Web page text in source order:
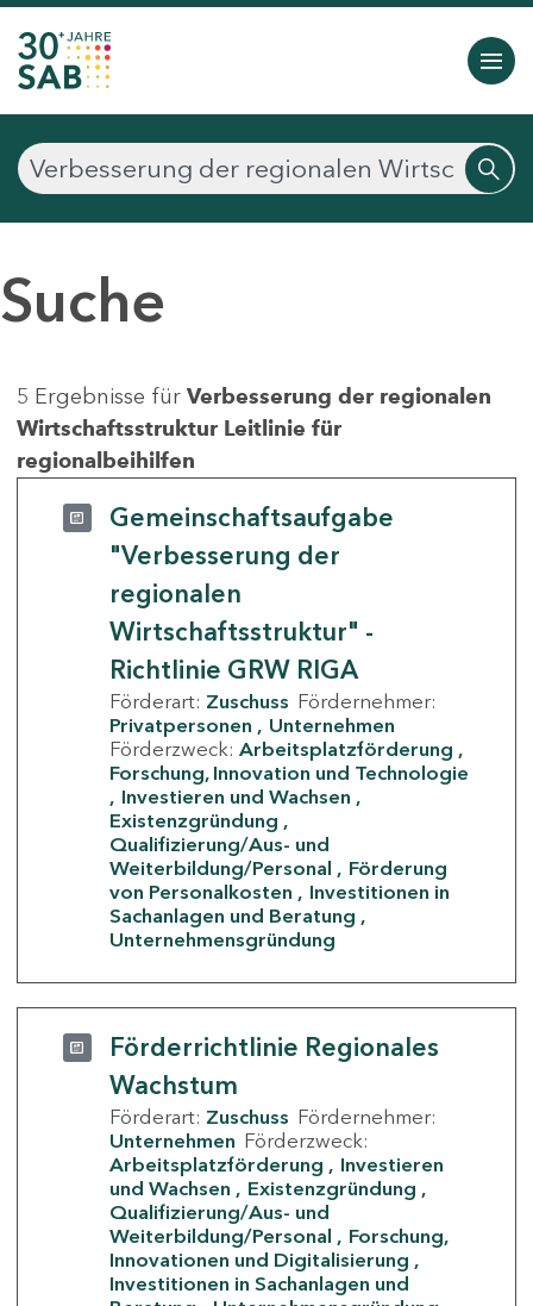
Suche
5 Ergebnisse für Verbesserung der regionalen
Wirtschaftsstruktur Leitlinie für
regionalbeihilfen
Gemeinschaftsaufgabe
"Verbesserung der
regionalen
Wirtschaftsstruktur" -
Richtlinie GRW RIGA
Förderart: Zuschuss Fördernehmer:
Privatpersonen
Unternehmen
Förderzweck: Arbeitsplatzförderung
Forschung, Innovation und Technologie
Investieren und Wachsen
Existenzgründung
Qualifizierung/Aus- und
Weiterbildung/Personal
Förderung
von Personalkosten
Investitionen in
Sachanlagen und Beratung
Unternehmensgründung
Förderrichtlinie Regionales
Wachstum
Förderart: Zuschuss Fördernehmer:
Unternehmen Förderzweck:
Arbeitsplatzförderung
Investieren
und Wachsen
Existenzgründung
Qualifizierung/Aus- und
Weiterbildung/Personal
Forschung,
Innovationen und Digitalisierung
Investitionen in Sachanlagen und